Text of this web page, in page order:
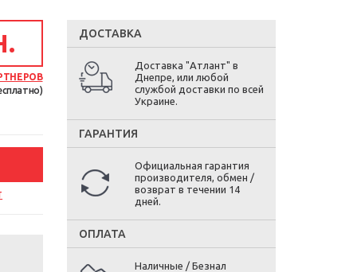
ДОСТАВКА
Доставка "Атлант" в
Днепре, или любой
службой доставки по всей
Украине.
ГАРАНТИЯ
Официальная гарантия
производителя, обмен /
возврат в течении 14
дней.
ОПЛАТА
Наличные / Безнал